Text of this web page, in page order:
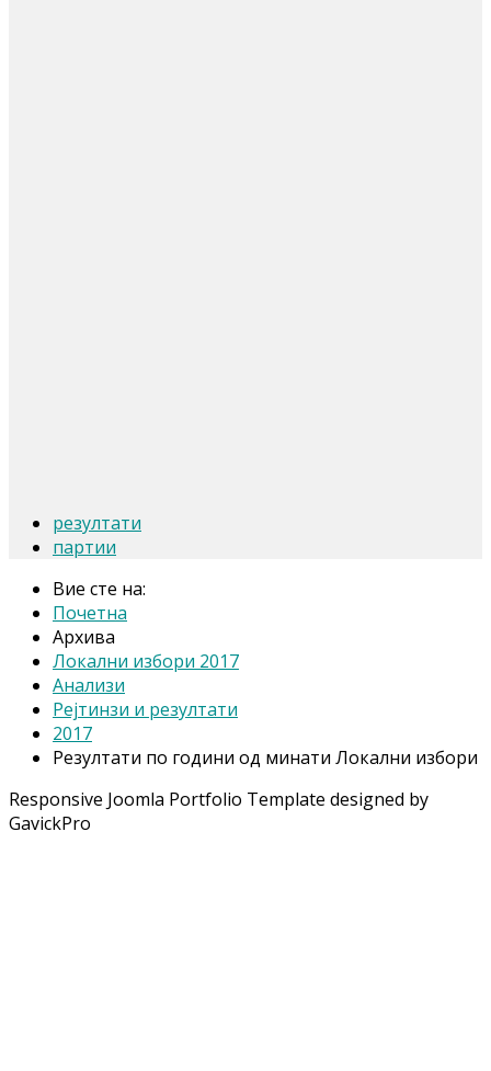
резултати
партии
Вие сте на:
Почетна
Архива
Локални избори 2017
Анализи
Рејтинзи и резултати
2017
Резултати по години од минати Локални избори
Responsive Joomla Portfolio Template designed by
GavickPro